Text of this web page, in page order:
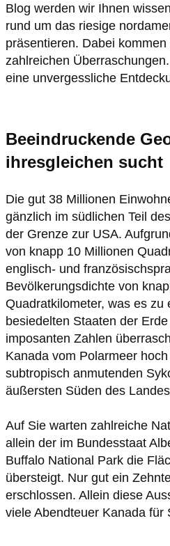
Blog werden wir Ihnen
rund um das riesige
präsentieren. Dabei
zahlreichen
eine unvergessliche
Beeindruckende
ihresgleichen sucht
Die gut 38 Millionen
gänzlich im südlichen Teil
der Grenze zur USA.
von knapp 10 Millionen
englisch- und
Bevölkerungsdichte von
Quadratkilometer, was es zu
besiedelten Staaten der
imposanten Zahlen
Kanada vom Polarmeer
subtropisch anmutenden
äußersten Süden des
Auf Sie warten zahlreiche
allein der im Bundesstaat
Buffalo National Park die
übersteigt. Nur gut ein
erschlossen. Allein diese
viele Abendteuer Kanada für